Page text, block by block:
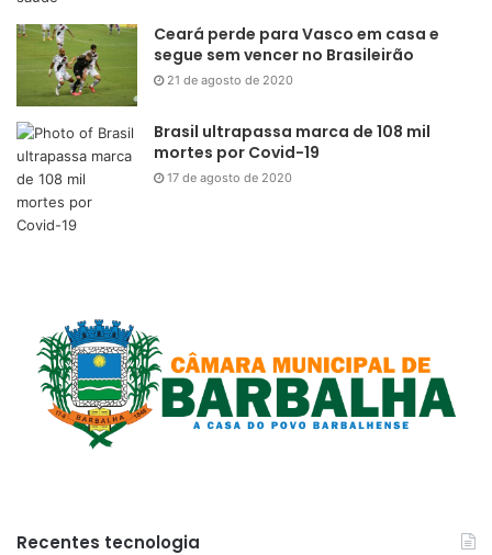
Ceará perde para Vasco em casa e
segue sem vencer no Brasileirão
21 de agosto de 2020
Brasil ultrapassa marca de 108 mil
mortes por Covid-19
17 de agosto de 2020
Recentes tecnologia